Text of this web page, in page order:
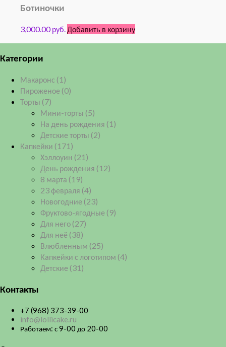
Ботиночки
3,000.00 руб. Добавить в корзину
Категории
Макаронс (1)
Пироженое (0)
Торты (7)
Мини-торты (5)
На день рождения (1)
Детские торты (2)
Капкейки (171)
Хэллоуин (21)
День рождения (12)
8 марта (19)
23 февраля (4)
Новогодние (23)
Фруктово-ягодные (9)
Для него (27)
Для неё (38)
Влюбленным (25)
Капкейки с логотипом (4)
Детские (31)
Контакты
+7 (968) 373-39-00
info@lollicake.ru
Работаем: с 9-00 до 20-00